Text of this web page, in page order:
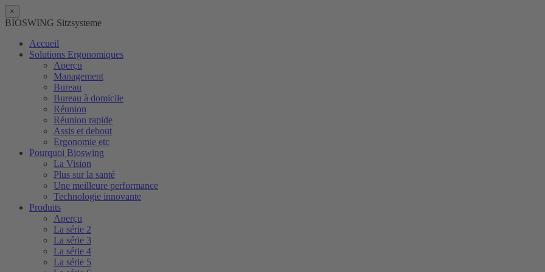
×
BIOSWING Sitzsysteme
Accueil
Solutions Ergonomiques
Aperçu
Management
Bureau
Bureau à domicile
Réunion
Réunion rapide
Assis et debout
Ergonomie etc
Pourquoi Bioswing
La Vision
Plus sur la santé
Une meilleure performance
Technologie innovante
Produits
Aperçu
La série 2
La série 3
La série 4
La série 5